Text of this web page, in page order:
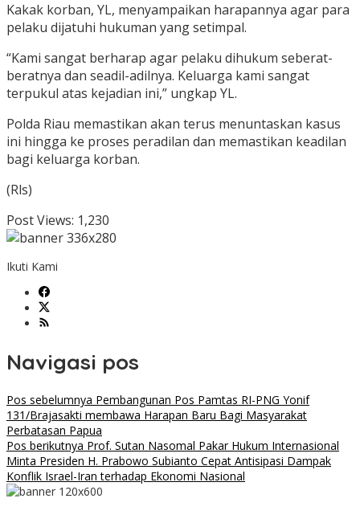
Kakak korban, YL, menyampaikan harapannya agar para
pelaku dijatuhi hukuman yang setimpal.
“Kami sangat berharap agar pelaku dihukum seberat-
beratnya dan seadil-adilnya. Keluarga kami sangat
terpukul atas kejadian ini,” ungkap YL.
Polda Riau memastikan akan terus menuntaskan kasus
ini hingga ke proses peradilan dan memastikan keadilan
bagi keluarga korban.
(Rls)
Post Views: 1,230
Ikuti Kami
Navigasi pos
Pos sebelumnya Pembangunan Pos Pamtas RI-PNG Yonif
131/Brajasakti membawa Harapan Baru Bagi Masyarakat
Perbatasan Papua
Pos berikutnya Prof. Sutan Nasomal Pakar Hukum Internasional
Minta Presiden H. Prabowo Subianto Cepat Antisipasi Dampak
Konflik Israel-Iran terhadap Ekonomi Nasional